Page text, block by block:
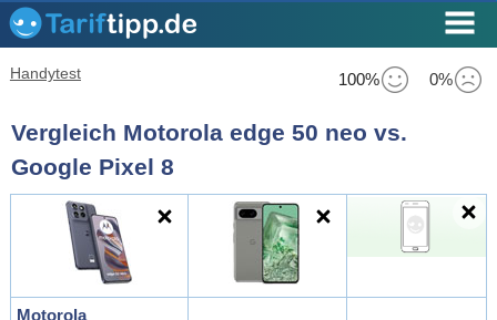
100% 0%
Handytest
Vergleich Motorola edge 50 neo vs.
Google Pixel 8
Motorola